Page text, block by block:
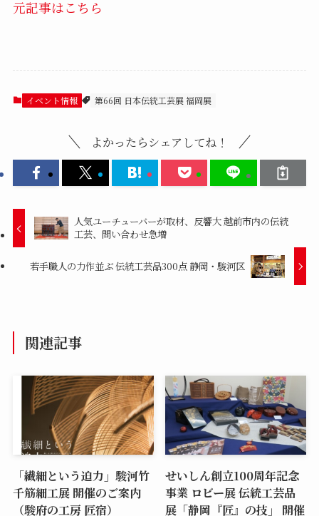
元記事はこちら
イベント情報 第66回 日本伝統工芸展 福岡展
よかったらシェアしてね！
人気ユーチューバーが取材、反響大 越前市内の伝統
工芸、問い合わせ急増
若手職人の力作並ぶ 伝統工芸品300点 静岡・駿河区
関連記事
「繊細という迫力」駿河竹
千筋細工展 開催のご案内
（駿府の工房 匠宿）
せいしん創立100周年記念
事業 ロビー展 伝統工芸品
展「静岡『匠』の技」 開催